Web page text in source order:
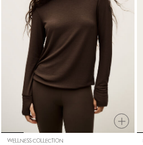
WELLNESS COLLECTION